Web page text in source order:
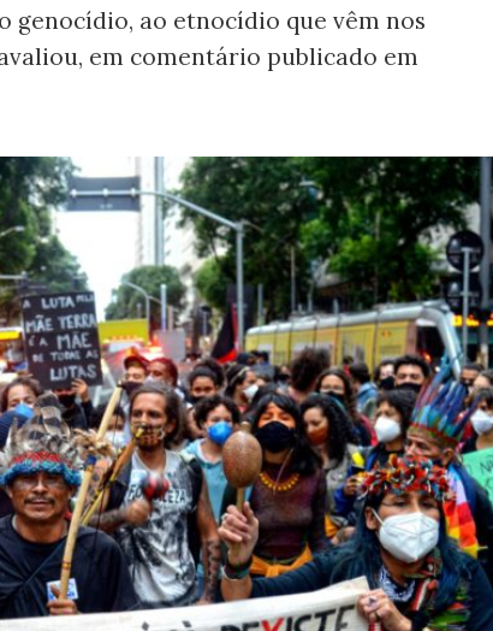
ao etnocídio que vêm nos
em comentário publicado em